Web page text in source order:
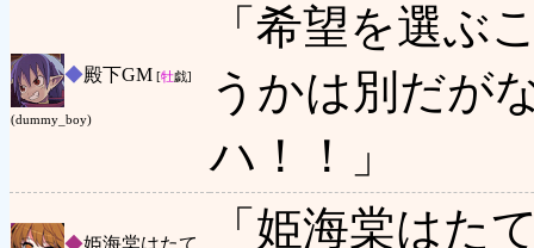
◆殿下GM [牡戯]
(dummy_boy)
「希望を選ぶ
うかは別だが
ハ！！」
◆姫海棠はたて
「姫海棠はた